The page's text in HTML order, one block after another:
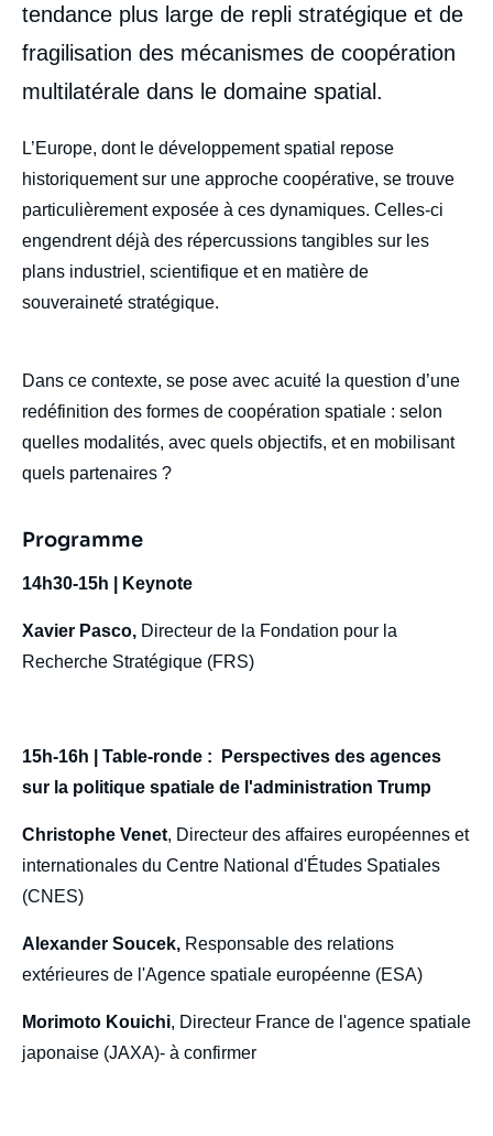
tendance plus large de repli stratégique et de
fragilisation des mécanismes de coopération
multilatérale dans le domaine spatial.
body
L’Europe, dont le développement spatial repose
historiquement sur une approche coopérative, se trouve
particulièrement exposée à ces dynamiques. Celles-ci
engendrent déjà des répercussions tangibles sur les
plans industriel, scientifique et en matière de
souveraineté stratégique.
Dans ce contexte, se pose avec acuité la question d’une
redéfinition des formes de coopération spatiale : selon
quelles modalités, avec quels objectifs, et en mobilisant
quels partenaires ?
Programme
14h30-15h | Keynote
Xavier Pasco, Directeur de la Fondation pour la
Recherche Stratégique (FRS)
15h-16h | Table-ronde : Perspectives des agences
sur la politique spatiale de l'administration Trump
Christophe Venet, Directeur des affaires européennes et
internationales du Centre National d'Études Spatiales
(CNES)
Alexander Soucek, Responsable des relations
extérieures de l'Agence spatiale européenne (ESA)
Morimoto Kouichi, Directeur France de l'agence spatiale
japonaise (JAXA)- à confirmer